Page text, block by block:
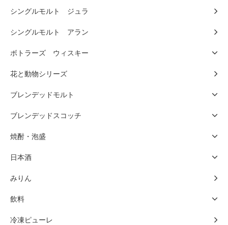
シングルモルト ジュラ
シングルモルト アラン
ボトラーズ ウィスキー
花と動物シリーズ
ブレンデッドモルト
ブレンデッドスコッチ
焼酎・泡盛
日本酒
みりん
飲料
冷凍ピューレ